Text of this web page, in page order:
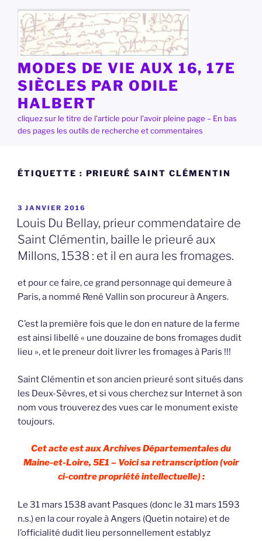
contenu
principal
MODES DE VIE AUX 16, 17E
SIÈCLES PAR ODILE
HALBERT
cliquez sur le titre de l'article pour l'avoir pleine page – En bas
des pages les outils de recherche et commentaires
ÉTIQUETTE : PRIEURÉ SAINT CLÉMENTIN
PUBLIÉ
LE
3 JANVIER 2016
Louis Du Bellay, prieur commendataire de
Saint Clémentin, baille le prieuré aux
Millons, 1538 : et il en aura les fromages.
et pour ce faire, ce grand personnage qui demeure à
Paris, a nommé René Vallin son procureur à Angers.
C’est la première fois que le don en nature de la ferme
est ainsi libellé « une douzaine de bons fromages dudit
lieu », et le preneur doit livrer les fromages à Paris !!!
Saint Clémentin et son ancien prieuré sont situés dans
les Deux-Sèvres, et si vous cherchez sur Internet à son
nom vous trouverez des vues car le monument existe
toujours.
Cet acte est aux Archives Départementales du
Maine-et-Loire, 5E1 – Voici sa retranscription (voir
ci-contre propriété intellectuelle) :
Le 31 mars 1538 avant Pasques (donc le 31 mars 1593
n.s.) en la cour royale à Angers (Quetin notaire) et de
l’officialité dudit lieu personnellement establyz